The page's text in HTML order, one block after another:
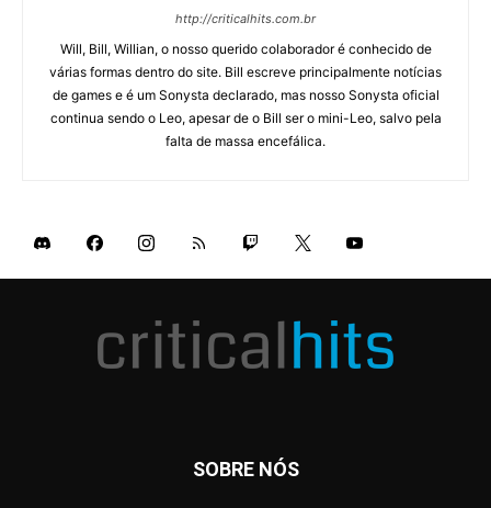
http://criticalhits.com.br
Will, Bill, Willian, o nosso querido colaborador é conhecido de
várias formas dentro do site. Bill escreve principalmente notícias
de games e é um Sonysta declarado, mas nosso Sonysta oficial
continua sendo o Leo, apesar de o Bill ser o mini-Leo, salvo pela
falta de massa encefálica.
SOBRE NÓS